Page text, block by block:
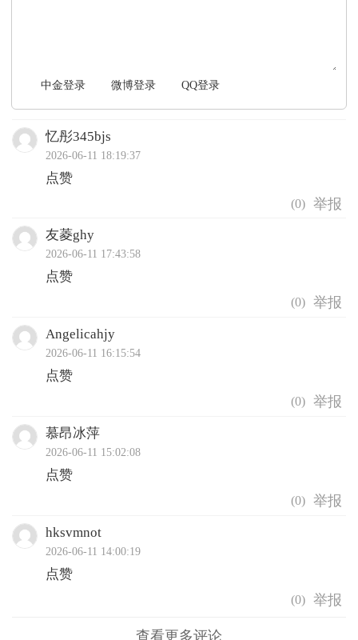
中金登录 微博登录 QQ登录
忆彤345bjs
2026-06-11 18:19:37
点赞
(0)
友菱ghy
2026-06-11 17:43:58
点赞
(0)
Angelicahjy
2026-06-11 16:15:54
点赞
(0)
慕昂冰萍
2026-06-11 15:02:08
点赞
(0)
hksvmnot
2026-06-11 14:00:19
点赞
(0)
查看更多评论